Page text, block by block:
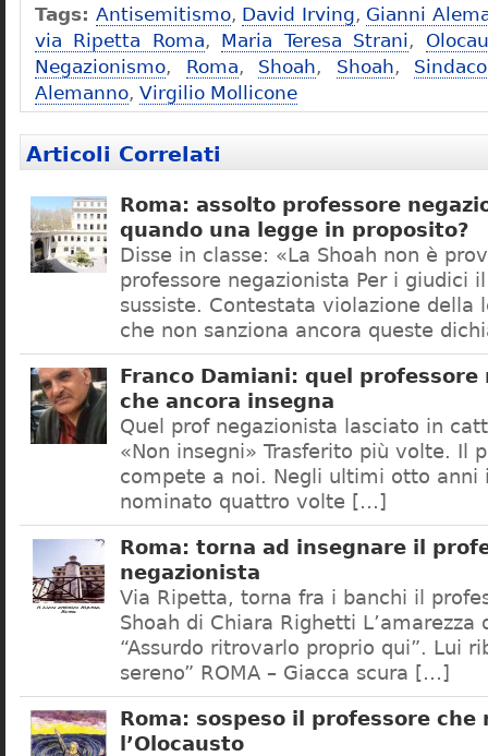
Tags: Antisemitismo, David Irving, Gianni
via Ripetta Roma, Maria Teresa Strani,
Negazionismo, Roma, Shoah, Shoah,
Alemanno, Virgilio Mollicone
Articoli Correlati
Roma: assolto professore
quando una legge in proposito?
Disse in classe: «La Shoah non è
professore negazionista Per i giudici
sussiste. Contestata violazione della
che non sanziona ancora queste
Franco Damiani: quel professore
che ancora insegna
Quel prof negazionista lasciato in
«Non insegni» Trasferito più volte. Il
compete a noi. Negli ultimi otto anni
nominato quattro volte […]
Roma: torna ad insegnare il
negazionista
Via Ripetta, torna fra i banchi il
Shoah di Chiara Righetti L’amarezza
“Assurdo ritrovarlo proprio qui”. Lui
sereno” ROMA – Giacca scura […]
Roma: sospeso il professore che
l’Olocausto